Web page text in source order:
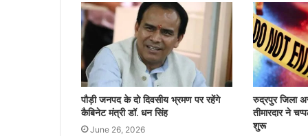
पौड़ी जनपद के दो दिवसीय भ्रमण पर रहेंगे
कैबिनेट मंत्री डॉ. धन सिंह
June 26, 2026
रुद्रपुर जिला
तीमारदार ने
शुरू